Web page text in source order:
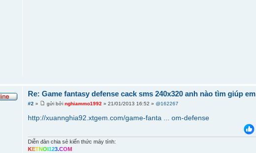
Re: Game fantasy defense cack sms 240x320 anh nào tìm giúp em
#2 » gửi bởinghiammo1992 » 21/01/2013 16:52 »@162267
http://xuannghia92.xtgem.com/game-fanta ... om-defense
Diễn đàn chia sẻ kiến thức máy tính:
KETNOI123.COM